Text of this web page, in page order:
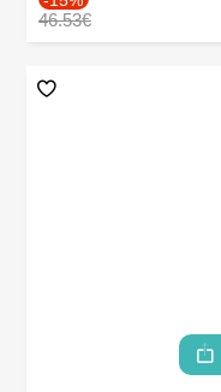
46.53€